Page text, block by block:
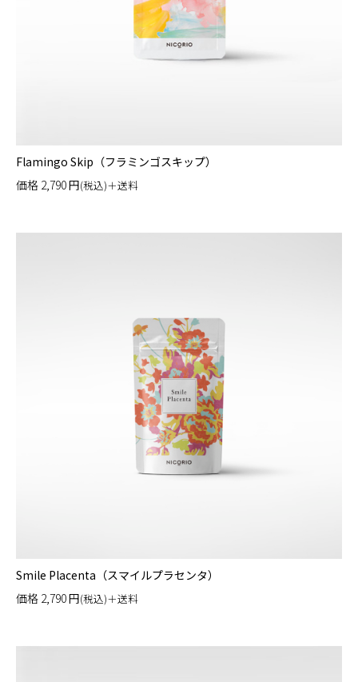
Flamingo Skip（フラミンゴスキップ）
価格 2,790円(税込)＋送料
Smile Placenta（スマイルプラセンタ）
価格 2,790円(税込)＋送料